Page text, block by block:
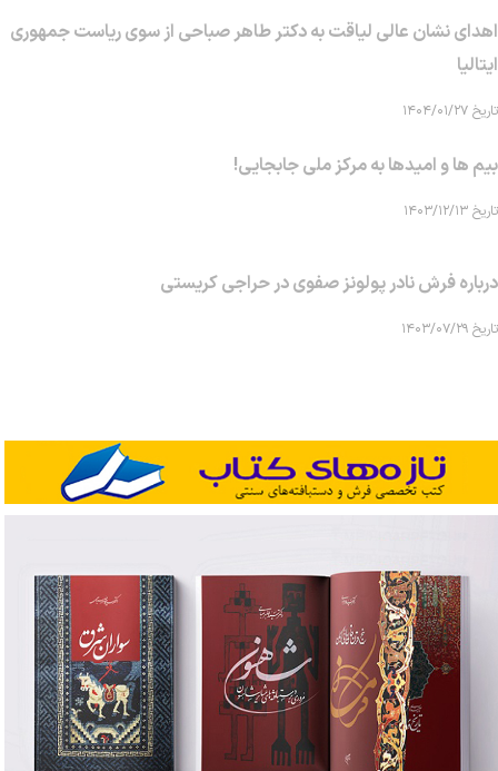
اهدای نشان عالی لیاقت به دکتر طاهر صباحی از سوی ریاست جمهوری
ایتالیا
تاریخ ۱۴۰۴/۰۱/۲۷
بیم ها و امیدها به مرکز ملی جابجایی!
تاریخ ۱۴۰۳/۱۲/۱۳
درباره فرش نادر پولونز صفوی در حراجی کریستی
تاریخ ۱۴۰۳/۰۷/۲۹